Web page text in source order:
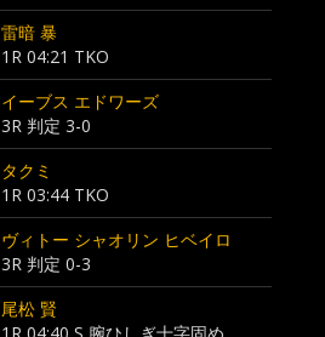
雷暗 暴
1R 04:21 TKO
イーブス エドワーズ
3R 判定 3-0
タクミ
1R 03:44 TKO
ヴィトー シャオリン ヒベイロ
3R 判定 0-3
尾松 賢